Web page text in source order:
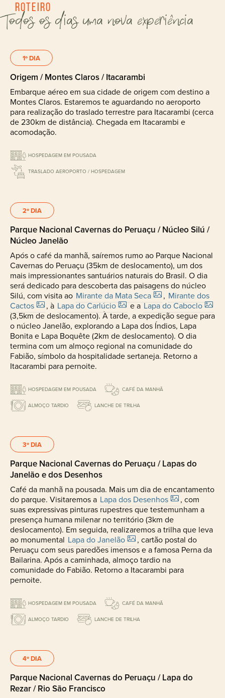
Roteiro
Todos os dias uma nova experiência
1º DIA
Origem / Montes Claros / Itacarambi
Embarque aéreo em sua cidade de origem com destino a
Montes Claros. Estaremos te aguardando no aeroporto
para realização do traslado terrestre para Itacarambi (cerca
de 230km de distância). Chegada em Itacarambi e
acomodação.
HOSPEDAGEM EM POUSADA
TRASLADO AEROPORTO / HOSPEDAGEM
2º DIA
Parque Nacional Cavernas do Peruaçu / Núcleo Silú /
Núcleo Janelão
Após o café da manhã, saíremos rumo ao Parque Nacional
Cavernas do Peruaçu (35km de deslocamento), um dos
mais impressionantes santuários naturais do Brasil. O dia
será dedicado para descoberta das paisagens do núcleo
Silú, com visita ao Mirante da Mata Seca , Mirante dos
Cactos
, à Lapa do Carlúcio e aLapa do Caboclo
(3,5km de deslocamento). À tarde, a expedição segue para
o núcleo Janelão, explorando a Lapa dos Índios, Lapa
Bonita e Lapa Boquête (2km de deslocamento). O dia
termina com um almoço regional na comunidade do
Fabião, símbolo da hospitalidade sertaneja. Retorno a
Itacarambi para pernoite.
HOSPEDAGEM EM POUSADA CAFÉ DA MANHÃ
ALMOÇO TARDIO LANCHE DE TRILHA
3º DIA
Parque Nacional Cavernas do Peruaçu / Lapas do
Janelão e dos Desenhos
Café da manhã na pousada. Mais um dia de encantamento
do parque. Visitaremos a Lapa dos Desenhos
, com
suas expressivas pinturas rupestres que testemunham a
presença humana milenar no território (3km de
deslocamento). Em seguida, realizaremos a trilha que leva
ao monumental Lapa do Janelão
, cartão postal do
Peruaçu com seus paredões imensos e a famosa Perna da
Bailarina. Após a caminhada, almoço tardio na
comunidade do Fabião. Retorno a Itacarambi para
pernoite.
HOSPEDAGEM EM POUSADA CAFÉ DA MANHÃ
ALMOÇO TARDIO LANCHE DE TRILHA
4º DIA
Parque Nacional Cavernas do Peruaçu / Lapa do
Rezar / Rio São Francisco